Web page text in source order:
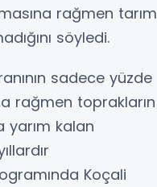
rağmen tarım
söyledi.
sadece yüzde
rağmen toprakların
yarım kalan
Koçali